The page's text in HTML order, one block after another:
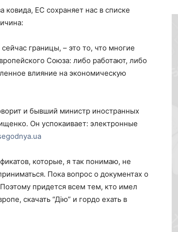
ковида, ЕС сохраняет нас в списке
границы, – это то, что многие
Союза: либо работают, либо
влияние на экономическую
и бывший министр иностранных
Он успокаивает: электронные
которые, я так понимаю, не
Пока вопрос о документах о
придется всем тем, кто имел
скачать “Дію” и гордо ехать в